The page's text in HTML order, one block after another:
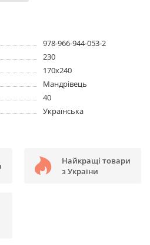
978-966-944-053-2
230
170х240
Мандрівець
40
Українська
Найкращі товари
з України